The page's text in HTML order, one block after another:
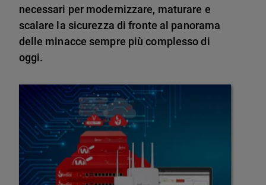
necessari per modernizzare, maturare e
scalare la sicurezza di fronte al panorama
delle minacce sempre più complesso di
oggi.